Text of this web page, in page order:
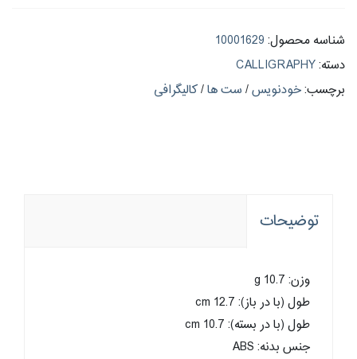
شناسه محصول: 10001629
دسته:CALLIGRAPHY
برچسب:خودنویس/ ست ها/کالیگرافی
توضیحات
وزن: 10.7 g
طول (با در باز): cm 12.7
طول (با در بسته): 10.7 cm
جنس بدنه: ABS